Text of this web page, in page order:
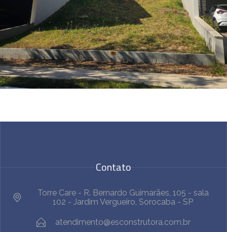
Contato
Torre Care - R. Bernardo Guimarães, 105 - sala
102 - Jardim Vergueiro, Sorocaba - SP
atendimento@esconstrutora.com.br